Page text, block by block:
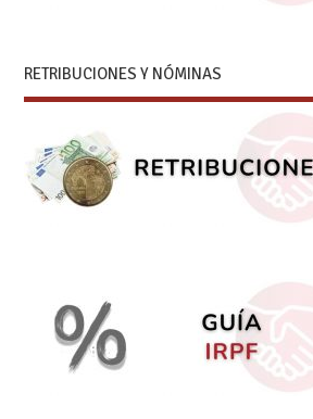
RETRIBUCIONES Y NÓMINAS